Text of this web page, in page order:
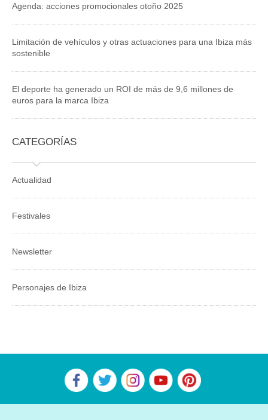
Agenda: acciones promocionales otoño 2025
Limitación de vehículos y otras actuaciones para una Ibiza más
sostenible
El deporte ha generado un ROI de más de 9,6 millones de
euros para la marca Ibiza
CATEGORÍAS
Actualidad
Festivales
Newsletter
Personajes de Ibiza